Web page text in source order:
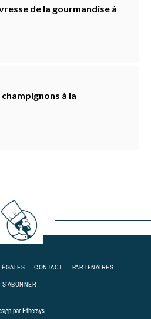
de la gourmandise à
à la
CONTACT
PARTENAIRES
S’ABONNER
parEthersys